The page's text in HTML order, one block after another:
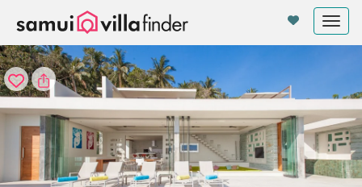
Cookie-Einstellungen